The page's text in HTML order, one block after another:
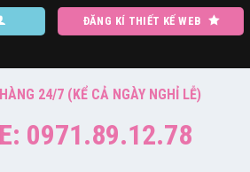
ĐĂNG KÍ THIẾT KẾ WEB
24/7 (KỂ CẢ NGÀY NGHỈ LỄ)
0971.89.12.78